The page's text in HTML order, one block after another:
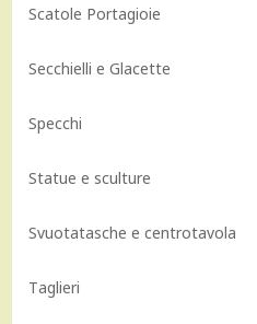
Scatole Portagioie
Secchielli e Glacette
Specchi
Statue e sculture
Svuotatasche e centrotavola
Taglieri